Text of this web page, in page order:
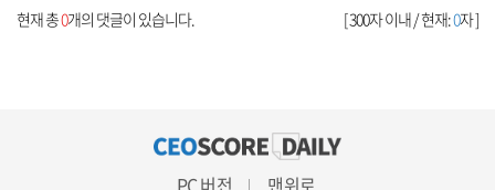
[ 300자 이내 / 현재:0자 ]
현재 총0개의 댓글이 있습니다.
PC 버전 맨위로